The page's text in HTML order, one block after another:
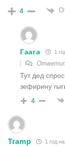
4
Гаага 1
Тут дед
зефирину
4
Tramp 1 год